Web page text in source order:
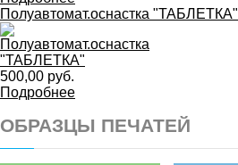
Полуавтомат.оснастка "ТАБЛЕТКА"
500,00 руб.
Подробнее
ОБРАЗЦЫ ПЕЧАТЕЙ